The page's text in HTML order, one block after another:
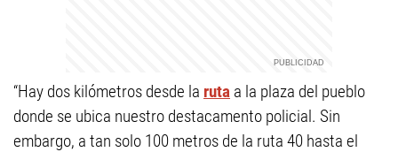
“Hay dos kilómetros desde la ruta a la plaza del pueblo
donde se ubica nuestro destacamento policial. Sin
embargo, a tan solo 100 metros de la ruta 40 hasta el